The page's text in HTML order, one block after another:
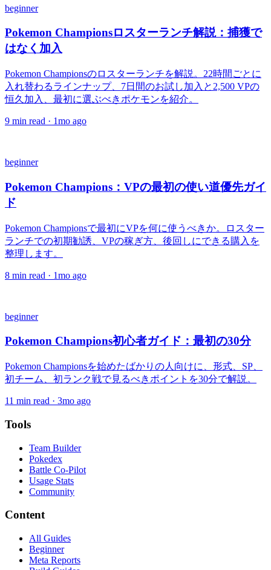
beginner
Pokemon Championsロスターランチ解説：捕獲で
はなく加入
Pokemon Championsのロスターランチを解説。22時間ごとに
入れ替わるラインナップ、7日間のお試し加入と2,500 VPの
恒久加入、最初に選ぶべきポケモンを紹介。
9 min read · 1mo ago
beginner
Pokemon Champions：VPの最初の使い道優先ガイ
ド
Pokemon Championsで最初にVPを何に使うべきか。ロスター
ランチでの初期勧誘、VPの稼ぎ方、後回しにできる購入を
整理します。
8 min read · 1mo ago
beginner
Pokemon Champions初心者ガイド：最初の30分
Pokemon Championsを始めたばかりの人向けに、形式、SP、
初チーム、初ランク戦で見るべきポイントを30分で解説。
11 min read · 3mo ago
Tools
Team Builder
Pokedex
Battle Co-Pilot
Usage Stats
Community
Content
All Guides
Beginner
Meta Reports